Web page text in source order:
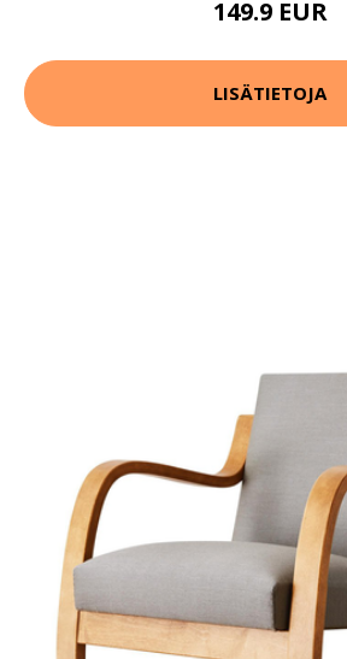
149.9 EUR
LISÄTIETOJA